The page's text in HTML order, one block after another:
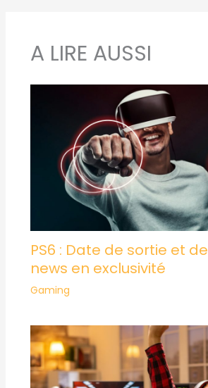
A LIRE AUSSI
PS6 : Date de sortie et
news en exclusivité
Gaming